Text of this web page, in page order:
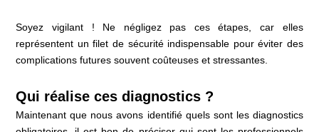
Soyez vigilant ! Ne négligez pas ces étapes, car elles
représentent un filet de sécurité indispensable pour éviter des
complications futures souvent coûteuses et stressantes.
Qui réalise ces diagnostics ?
Maintenant que nous avons identifié quels sont les diagnostics